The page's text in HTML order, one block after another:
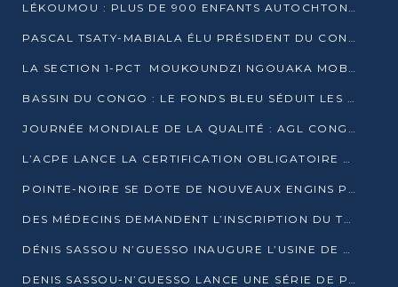
LÉKOUMOU : PLUS DE 900 ENFANTS AUTOCHTONES REÇOIVENT DES KITS SCOLAIRES GRÂCE À L’ESPACE OPOKO
PASCAL TSATY-MABIALA ÉLU PRÉSIDENT DU CONSEIL NATIONAL DE L’UPADS
LA SECTION 1-PCT MOUKOUNDZI NGOUAKA MOBILISE 100 000 FCFA POUR LE 6ᵉ CONGRÈS DU PARTI
BASSIN DU CONGO : LE FONDS BLEU SÉDUIT LES BAILLEURS À BELÉM
JOURNÉE MONDIALE DE LA QUALITÉ : AGL CONGO FORME ET SENSIBILISE LES JEUNES TALENTS
L’ACPE LANCE LA CERTIFICATION OBLIGATOIRE DES CONTRATS DE TRAVAIL DES TRANSPORTEURS
POINTE-NOIRE SE DOTE DE NOUVEAUX ENGINS POUR L’ASSAINISSEMENT ET L’ENTRETIEN ROUTIER
DES MÉDECINS DEMANDENT L’INSCRIPTION DU TRAITEMENT DU PIED-BOT DANS LES CURSUS UNIVERSITAIRES
DÉNIS SASSOU N’GUESSO INAUGURE L’USINE DE VALORISATION DU GAZ ASSOCIÉ
DENIS SASSOU-N’GUESSO LANCE UNE SÉRIE DE PROJETS DANS LE KOUILOU